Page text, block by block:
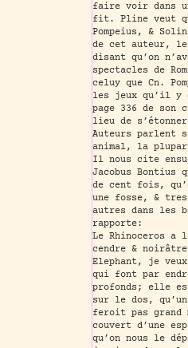
faire voir dans
fit. Pline veut
Pompeius, &
de cet auteur, le
disant qu’on
spectacles de
celuy que Cn.
les jeux qu’il y
page 336 de son
lieu de
Auteurs parlent
animal, la
Il nous cite
Jacobus Bontius
de cent fois,
une fosse, &
autres dans les
rapporte:
Le Rhinoceros a
cendre &
Elephant, je
qui font par
profonds; elle
sur le dos,
feroit pas grand
couvert d’une
qu’on nous le